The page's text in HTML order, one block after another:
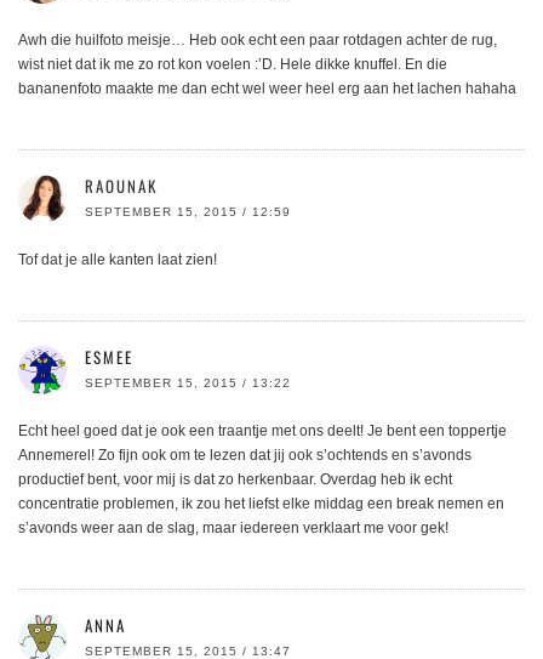
Awh die huilfoto meisje… Heb ook echt een paar rotdagen achter de rug,
wist niet dat ik me zo rot kon voelen :’D. Hele dikke knuffel. En die
bananenfoto maakte me dan echt wel weer heel erg aan het lachen hahaha
RAOUNAK
SEPTEMBER 15, 2015 / 12:59
Tof dat je alle kanten laat zien!
ESMEE
SEPTEMBER 15, 2015 / 13:22
Echt heel goed dat je ook een traantje met ons deelt! Je bent een toppertje
Annemerel! Zo fijn ook om te lezen dat jij ook s’ochtends en s’avonds
productief bent, voor mij is dat zo herkenbaar. Overdag heb ik echt
concentratie problemen, ik zou het liefst elke middag een break nemen en
s’avonds weer aan de slag, maar iedereen verklaart me voor gek!
ANNA
SEPTEMBER 15, 2015 / 13:47